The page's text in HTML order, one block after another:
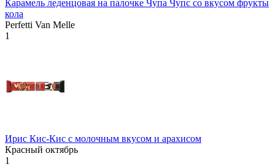
Карамель леденцовая на палочке Чупа Чупс со вкусом фрукты
кола
Perfetti Van Melle
1
Ирис Кис-Кис с молочным вкусом и арахисом
Красный октябрь
1